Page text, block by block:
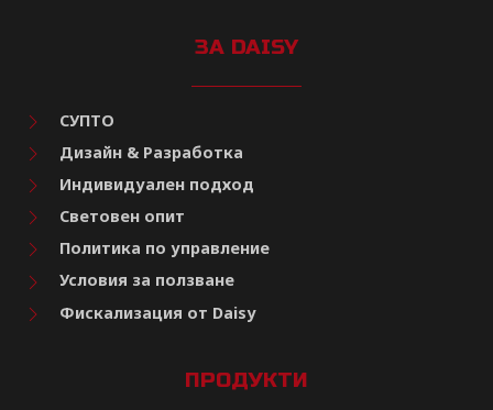
ЗА DAISY
СУПТО
Дизайн & Разработка
Индивидуален подход
Световен опит
Политика по управление
Условия за ползване
Фискализация от Daisy
ПРОДУКТИ